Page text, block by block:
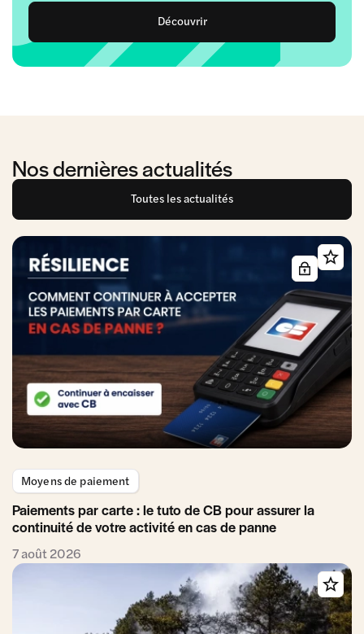
Découvrir
Nos dernières actualités
Toutes les actualités
Moyens de paiement
Paiements par carte : le tuto de CB pour assurer la
continuité de votre activité en cas de panne
7 août 2026